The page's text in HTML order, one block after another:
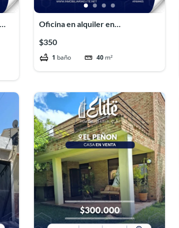
Oficina en alquiler en
$350
1 baño 40 m²